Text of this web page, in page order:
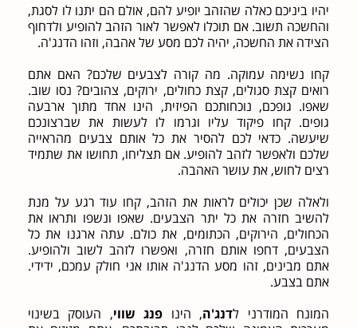
יהיו ביניכם כאלה שהזהב יופיע להם, אולם הם יתנו לו לסגת,
והחשכה תשוב. אם תוכלו לאפשר לאור הזהב להופיע ולדחוף
הצידה את החשכה, יהיה לכם מסע של אהבה, וזהו הדנג'ה.
קחו נשימה עמוקה. מה קורה לצבעים שלכם? האם אתם
רואים קצת סגולים, קצת כחולים, ירוקים, צהובים? נסו שוב.
שאפו. גופכם, נוכחותכם הפיזית, הינו אחד מתוך ארבעה
גופים. קחו פיקוד עליו וגרמו לו לעשות את שברצונכם
שיעשה. כדאי לכם להסיר את כל אותם צבעים מהראייה
שלכם ולאפשר לזהב להופיע. אם תצליחו, תחושו את שתמיד
רצים לחוש, את עושר האהבה.
ולאלה שכן יכולים לראות את הזהב, קחו עוד רגע על מנת
להשיב חזרה את כל יתר הצבעים. שאפו ונשפו ותראו את
הכחולים, הירוקים, הכתומים, את כולם. עתה ארגנו את כל
הצבעים, דחפו אותם חזרה, ואפשרו לזהב לשוב ולהופיע.
אתם מבינים, זהו מסע הדנג'ה אותו אני חולק עמכם, ידידי.
אתם בצבע.
המונח המודרני לדנג'ה, הינו פנג שווי, העוסק בשינוי